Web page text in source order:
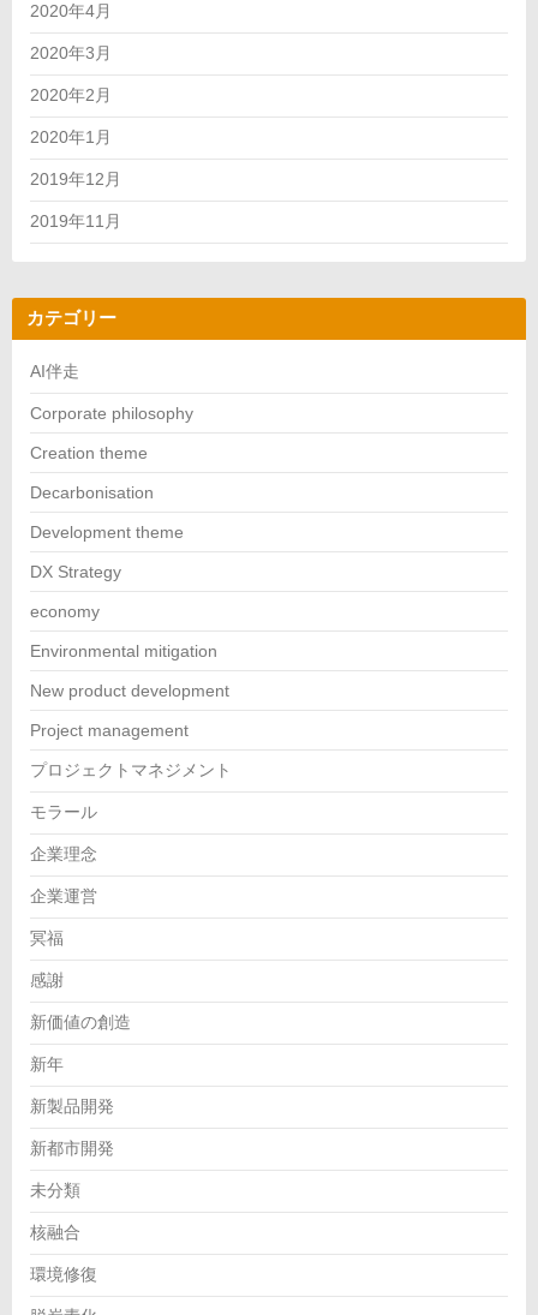
2020年4月
2020年3月
2020年2月
2020年1月
2019年12月
2019年11月
カテゴリー
AI伴走
Corporate philosophy
Creation theme
Decarbonisation
Development theme
DX Strategy
economy
Environmental mitigation
New product development
Project management
プロジェクトマネジメント
モラール
企業理念
企業運営
冥福
感謝
新価値の創造
新年
新製品開発
新都市開発
未分類
核融合
環境修復